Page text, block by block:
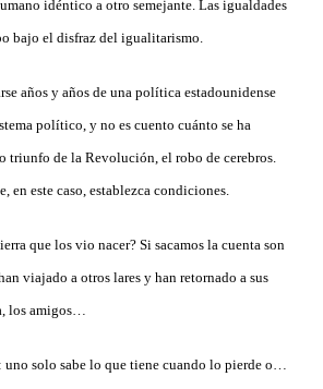
idéntico a otro semejante. Las igualdades
bajo el disfraz del igualitarismo.
años y años de una política estadounidense
político, y no es cuento cuánto se ha
triunfo de la Revolución, el robo de cerebros.
en este caso, establezca condiciones.
que los vio nacer? Si sacamos la cuenta son
viajado a otros lares y han retornado a sus
los amigos…
solo sabe lo que tiene cuando lo pierde o…